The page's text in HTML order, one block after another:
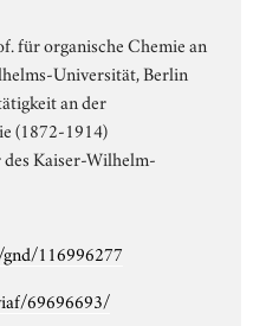
für organische Chemie an
Universität, Berlin
an der
(1872-1914)
Kaiser-Wilhelm-
116996277
69696693/